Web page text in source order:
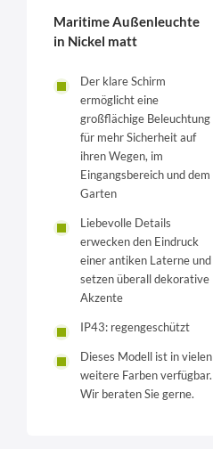
Maritime Außenleuchte
in Nickel matt
Der klare Schirm
ermöglicht eine
großflächige Beleuchtung
für mehr Sicherheit auf
ihren Wegen, im
Eingangsbereich und dem
Garten
Liebevolle Details
erwecken den Eindruck
einer antiken Laterne und
setzen überall dekorative
Akzente
IP43: regengeschützt
Dieses Modell ist in vielen
weitere Farben verfügbar.
Wir beraten Sie gerne.